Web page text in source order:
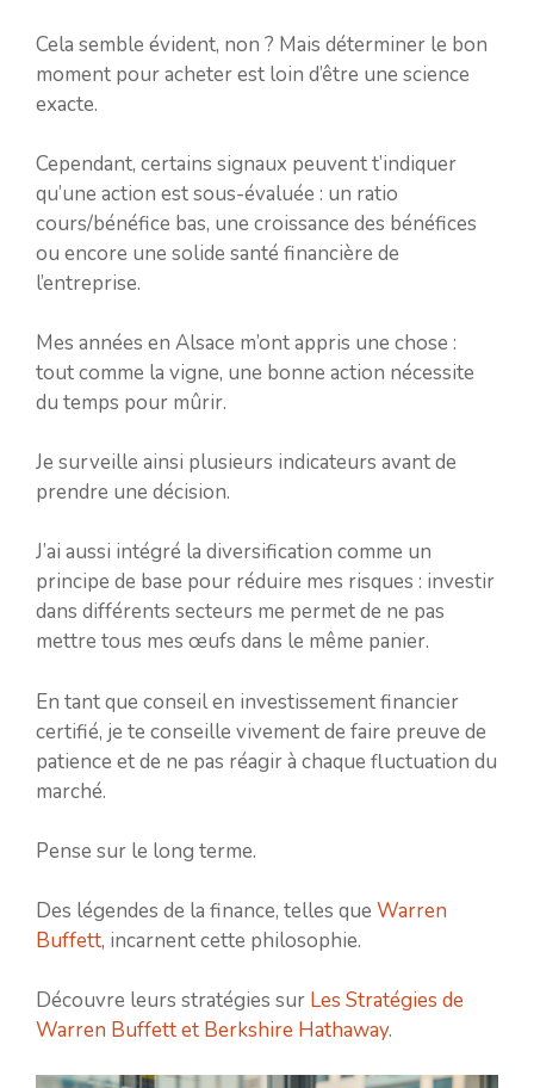
Cela semble évident, non ? Mais déterminer le bon
moment pour acheter est loin d’être une science
exacte.
Cependant, certains signaux peuvent t’indiquer
qu’une action est sous-évaluée : un ratio
cours/bénéfice bas, une croissance des bénéfices
ou encore une solide santé financière de
l’entreprise.
Mes années en Alsace m’ont appris une chose :
tout comme la vigne, une bonne action nécessite
du temps pour mûrir.
Je surveille ainsi plusieurs indicateurs avant de
prendre une décision.
J’ai aussi intégré la diversification comme un
principe de base pour réduire mes risques : investir
dans différents secteurs me permet de ne pas
mettre tous mes œufs dans le même panier.
En tant que conseil en investissement financier
certifié, je te conseille vivement de faire preuve de
patience et de ne pas réagir à chaque fluctuation du
marché.
Pense sur le long terme.
Des légendes de la finance, telles que Warren
Buffett, incarnent cette philosophie.
Découvre leurs stratégies sur Les Stratégies de
Warren Buffett et Berkshire Hathaway.